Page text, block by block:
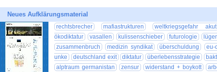
Neues Aufklärungsmaterial
rechtsbrecher mafiastrukturen
weltkriegsgefahr akut
ökodiktatur
vasallen kulissenschieber futurologie
zusammenbruch
medizin syndikat überschuldung
eu-
unke
deutschland exit diktatur überlebensstrategie
alptraum germanistan
zensur widerstand + boykott